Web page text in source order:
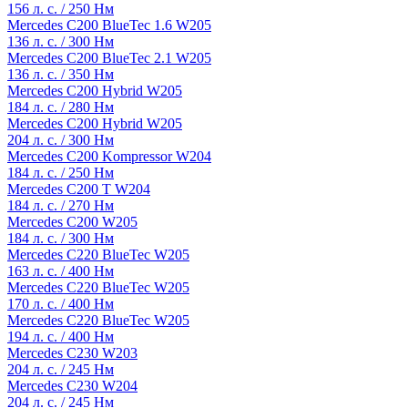
156 л. с. / 250 Нм
Mercedes C200 BlueTec 1.6 W205
136 л. с. / 300 Нм
Mercedes C200 BlueTec 2.1 W205
136 л. с. / 350 Нм
Mercedes C200 Hybrid W205
184 л. с. / 280 Нм
Mercedes C200 Hybrid W205
204 л. с. / 300 Нм
Mercedes C200 Kompressor W204
184 л. с. / 250 Нм
Mercedes C200 T W204
184 л. с. / 270 Нм
Mercedes C200 W205
184 л. с. / 300 Нм
Mercedes C220 BlueTec W205
163 л. с. / 400 Нм
Mercedes C220 BlueTec W205
170 л. с. / 400 Нм
Mercedes C220 BlueTec W205
194 л. с. / 400 Нм
Mercedes C230 W203
204 л. с. / 245 Нм
Mercedes C230 W204
204 л. с. / 245 Нм